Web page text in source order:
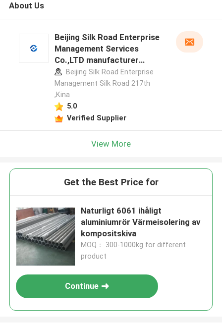
About Us
Beijing Silk Road Enterprise
Management Services
Co.,LTD manufacturer
profileBeijing Silk Road Enterprise
Management Silk Road 217th
,Kina
5.0
Verified Supplier
View More
Get the Best Price for
Naturligt 6061 ihåligt
aluminiumrör Värmeisolering av
kompositskiva
MOQ： 300-1000kg for different
product
Continue